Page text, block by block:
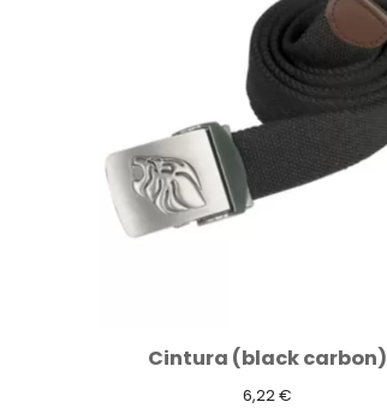
Cintura (black carbon)
6,22 €